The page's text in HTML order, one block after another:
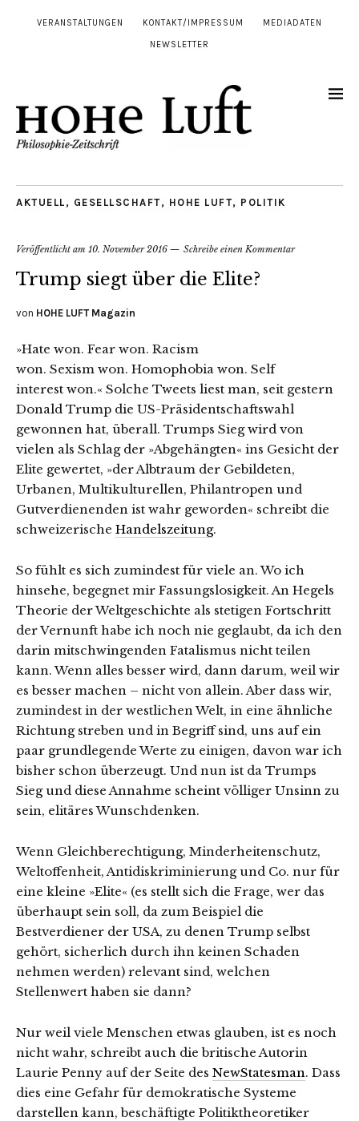
VERANSTALTUNGEN KONTAKT/IMPRESSUM MEDIADATEN
NEWSLETTER
AKTUELL , GESELLSCHAFT, HOHE LUFT, POLITIK
Veröffentlicht am 10. November 2016 Schreibe einen Kommentar
Trump siegt über die Elite?
von HOHE LUFT Magazin
»Hate won. Fear won. Racism
won. Sexism won. Homophobia won. Self
interest won.« Solche Tweets liest man, seit gestern
Donald Trump die US-Präsidentschaftswahl
gewonnen hat, überall. Trumps Sieg wird von
vielen als Schlag der »Abgehängten« ins Gesicht der
Elite gewertet, »der Albtraum der Gebildeten,
Urbanen, Multikulturellen, Philantropen und
Gutverdienenden ist wahr geworden« schreibt die
schweizerische Handelszeitung.
So fühlt es sich zumindest für viele an. Wo ich
hinsehe, begegnet mir Fassungslosigkeit. An Hegels
Theorie der Weltgeschichte als stetigen Fortschritt
der Vernunft habe ich noch nie geglaubt, da ich den
darin mitschwingenden Fatalismus nicht teilen
kann. Wenn alles besser wird, dann darum, weil wir
es besser machen – nicht von allein. Aber dass wir,
zumindest in der westlichen Welt, in eine ähnliche
Richtung streben und in Begriff sind, uns auf ein
paar grundlegende Werte zu einigen, davon war ich
bisher schon überzeugt. Und nun ist da Trumps
Sieg und diese Annahme scheint völliger Unsinn zu
sein, elitäres Wunschdenken.
Wenn Gleichberechtigung, Minderheitenschutz,
Weltoffenheit, Antidiskriminierung und Co. nur für
eine kleine »Elite« (es stellt sich die Frage, wer das
überhaupt sein soll, da zum Beispiel die
Bestverdiener der USA, zu denen Trump selbst
gehört, sicherlich durch ihn keinen Schaden
nehmen werden) relevant sind, welchen
Stellenwert haben sie dann?
Nur weil viele Menschen etwas glauben, ist es noch
nicht wahr, schreibt auch die britische Autorin
Laurie Penny auf der Seite des NewStatesman. Dass
dies eine Gefahr für demokratische Systeme
darstellen kann, beschäftigte Politiktheoretiker